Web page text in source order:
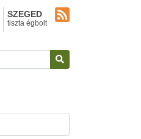
SZEGED
tiszta égbolt